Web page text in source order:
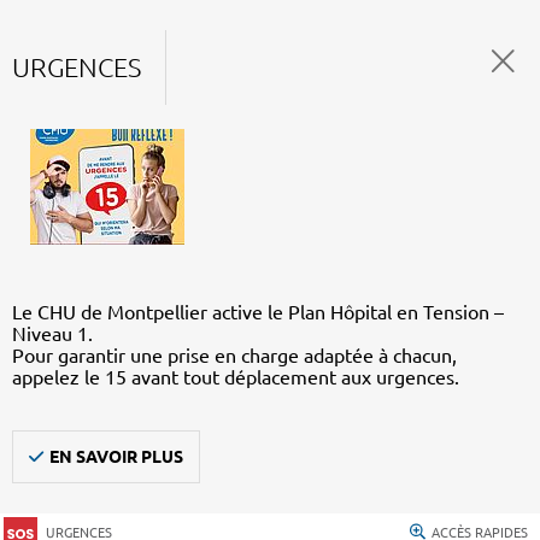
URGENCES
Le CHU de Montpellier active le Plan Hôpital en Tension –
Niveau 1.
Pour garantir une prise en charge adaptée à chacun,
appelez le 15 avant tout déplacement aux urgences.
EN SAVOIR PLUS
URGENCES ACCÈS RAPIDES